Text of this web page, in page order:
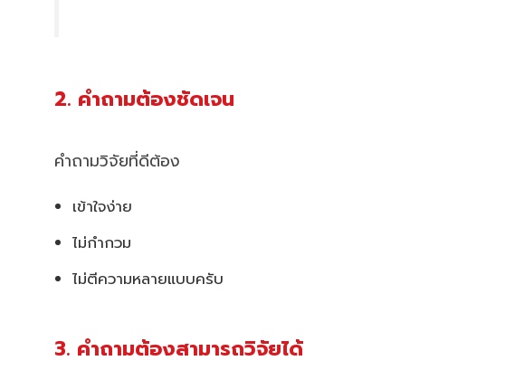
2. คำถามต้องชัดเจน
คำถามวิจัยที่ดีต้อง
เข้าใจง่าย
ไม่กำกวม
ไม่ตีความหลายแบบครับ
3. คำถามต้องสามารถวิจัยได้